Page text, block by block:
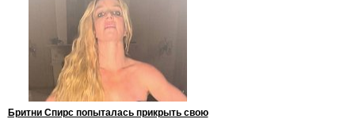
Бритни Спирс попыталась прикрыть свою